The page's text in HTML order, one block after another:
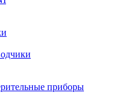
приборы